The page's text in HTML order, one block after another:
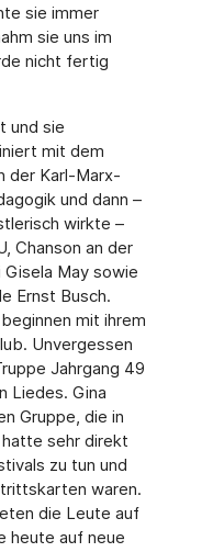
sie immer
sie uns im
nicht fertig
und sie
mit dem
der Karl-Marx-
und dann –
wirkte –
Chanson an der
Gisela May sowie
Ernst Busch.
mit ihrem
Unvergessen
Jahrgang 49
Liedes. Gina
Gruppe, die in
sehr direkt
zu tun und
wa­ren.
die Leute auf
heute auf neue